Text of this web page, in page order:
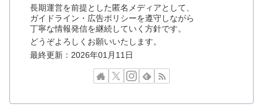
長期運営を前提とした匿名メディアとして、
ガイドライン・広告ポリシーを遵守しながら
丁寧な情報発信を継続していく方針です。
どうぞよろしくお願いいたします。
最終更新：2026年01月11日